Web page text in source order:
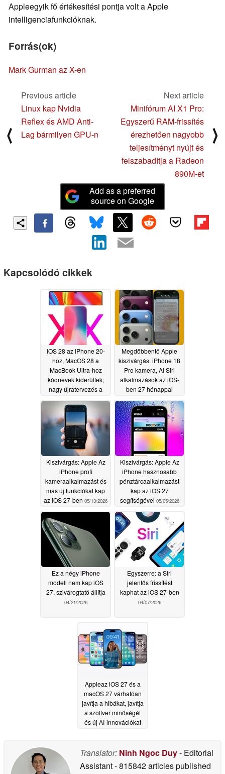
Appleegyik fő értékesítési pontja volt a Apple
intelligenciafunkcióknak.
Forrás(ok)
Mark Gurman az X-en
⟨
Previous article
Linux kap Nvidia
Reflex és AMD Anti-
Lag bármilyen GPU-n
Next article
Minifórum AI X1 Pro:
Egyszerű RAM-frissítés
érezhetően nagyobb
teljesítményt nyújt és
felszabadítja a Radeon
890M-et
⟩
Add as a preferred
source on Google
Kapcsolódó cikkek
iOS 28 az iPhone 20-
hoz, MacOS 28 a
MacBook Ultra-hoz
kódnevek kiderültek;
nagy újratervezés a
tippek szerint06/01/2026
Megdöbbentő Apple
kiszivárgás: iPhone 18
Pro kamera, AI Siri
alkalmazások az iOS-
ben 27 hónappal
korábban05/28/2026
Kiszivárgás: Apple Az
iPhone profi
kameraalkalmazást és
más új funkciókat kap
az iOS 27-ben 05/13/2026
Kiszivárgás: Apple Az
iPhone hasznosabb
pénztárcaalkalmazást
kap az iOS 27
segítségével 05/05/2026
Ez a négy iPhone
modell nem kap iOS
27, szivárogtató állítja
04/21/2026
Egyszerre: a Siri
jelentős frissítést
kaphat az iOS 27-ben
04/07/2026
Appleaz iOS 27 és a
macOS 27 várhatóan
javítja a hibákat, javítja
a szoftver minőségét
és új AI-innovációkat
Translator: Ninh Ngoc Duy- Editorial
Assistant- 815842 articles published